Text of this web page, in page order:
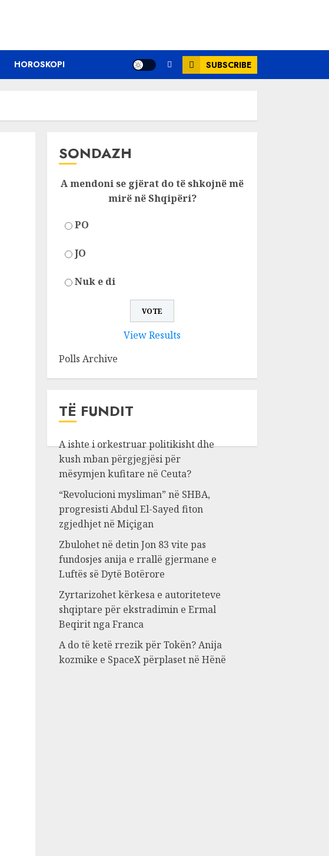
HOROSKOPI SUBSCRIBE
SONDAZH
A mendoni se gjërat do të shkojnë më
mirë në Shqipëri?
PO
JO
Nuk e di
View Results
Polls Archive
TË FUNDIT
A ishte i orkestruar politikisht dhe
kush mban përgjegjësi për
mësymjen kufitare në Ceuta?
“Revolucioni mysliman” në SHBA,
progresisti Abdul El-Sayed fiton
zgjedhjet në Miçigan
Zbulohet në detin Jon 83 vite pas
fundosjes anija e rrallë gjermane e
Luftës së Dytë Botërore
Zyrtarizohet kërkesa e autoriteteve
shqiptare për ekstradimin e Ermal
Beqirit nga Franca
A do të ketë rrezik për Tokën? Anija
kozmike e SpaceX përplaset në Hënë